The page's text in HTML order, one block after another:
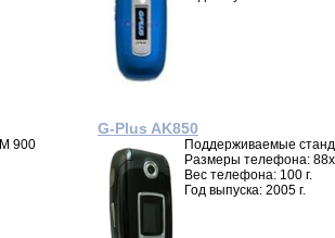
900
G-Plus AK850
Поддерживаемые
Размеры телефона:
Вес телефона: 100 г.
Год выпуска: 2005 г.